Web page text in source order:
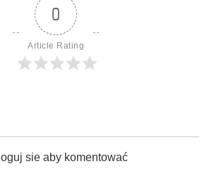
0
Article Rating
sie aby komentować